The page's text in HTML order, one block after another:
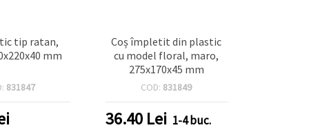
tip ratan,
mm
831847
Coș împletit din plastic
cu model floral, maro,
275x170x45 mm
COD: 831849
36.40Lei 1-4 buc.